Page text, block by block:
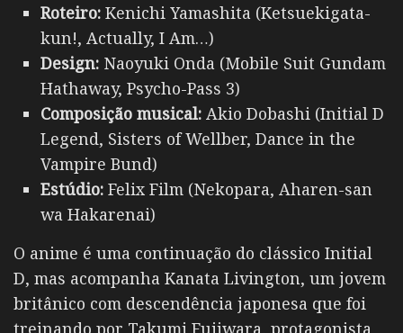
Roteiro: Kenichi Yamashita (Ketsuekigata-
kun!, Actually, I Am…)
Design: Naoyuki Onda (Mobile Suit Gundam
Hathaway, Psycho-Pass 3)
Composição musical: Akio Dobashi (Initial D
Legend, Sisters of Wellber, Dance in the
Vampire Bund)
Estúdio: Felix Film (Nekopara, Aharen-san
wa Hakarenai)
O anime é uma continuação do clássico Initial
D, mas acompanha Kanata Livington, um jovem
britânico com descendência japonesa que foi
treinando por Takumi Fujiwara, protagonista